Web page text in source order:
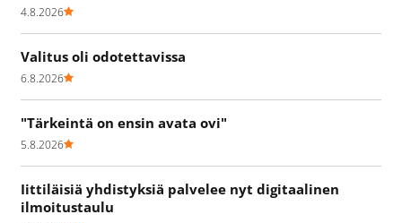
4.8.2026
Valitus oli odotettavissa
6.8.2026
"Tärkeintä on ensin avata ovi"
5.8.2026
Iittiläisiä yhdistyksiä palvelee nyt digitaalinen
ilmoitustaulu